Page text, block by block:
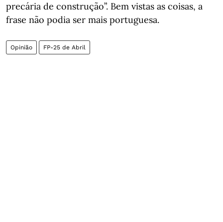
precária de construção”. Bem vistas as coisas, a
frase não podia ser mais portuguesa.
Opinião FP-25 de Abril